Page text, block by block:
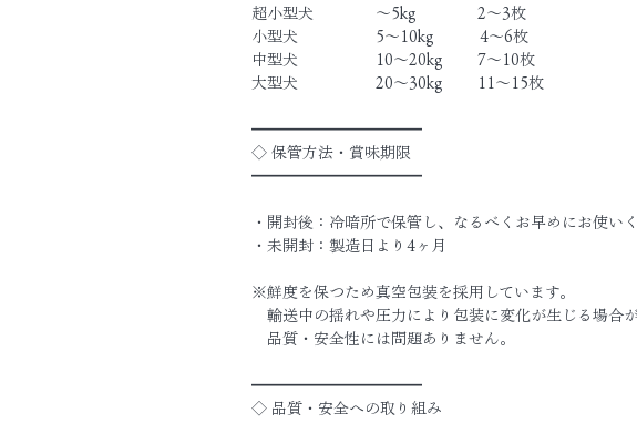
超小型犬　　　　〜5kg　　　　2〜3枚
小型犬　　　　　5〜10kg　　　4〜6枚
中型犬　　　　　10〜20kg　　 7〜10枚
大型犬　　　　　20〜30kg　　 11〜15枚
━━━━━━━━━━━
◇ 保管方法・賞味期限
━━━━━━━━━━━
・開封後：冷暗所で保管し、なるべくお早めにお使い
・未開封：製造日より4ヶ月
※鮮度を保つため真空包装を採用しています。
輸送中の揺れや圧力により包装に変化が生じる場合が
品質・安全性には問題ありません。
━━━━━━━━━━━
◇ 品質・安全への取り組み